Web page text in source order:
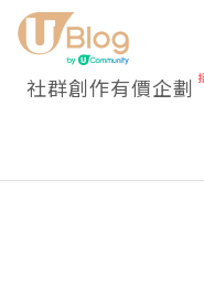
社群創作有價企劃